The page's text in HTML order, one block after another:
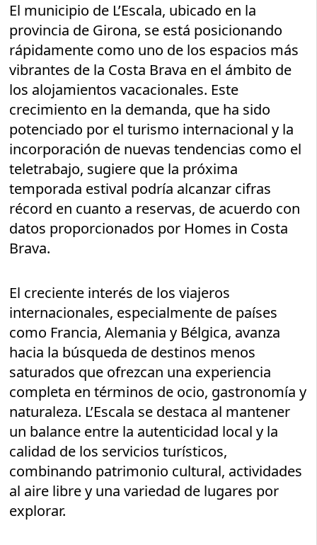
El municipio de L’Escala, ubicado en la
provincia de Girona, se está posicionando
rápidamente como uno de los espacios más
vibrantes de la Costa Brava en el ámbito de
los alojamientos vacacionales. Este
crecimiento en la demanda, que ha sido
potenciado por el turismo internacional y la
incorporación de nuevas tendencias como el
teletrabajo, sugiere que la próxima
temporada estival podría alcanzar cifras
récord en cuanto a reservas, de acuerdo con
datos proporcionados por Homes in Costa
Brava.
El creciente interés de los viajeros
internacionales, especialmente de países
como Francia, Alemania y Bélgica, avanza
hacia la búsqueda de destinos menos
saturados que ofrezcan una experiencia
completa en términos de ocio, gastronomía y
naturaleza. L’Escala se destaca al mantener
un balance entre la autenticidad local y la
calidad de los servicios turísticos,
combinando patrimonio cultural, actividades
al aire libre y una variedad de lugares por
explorar.